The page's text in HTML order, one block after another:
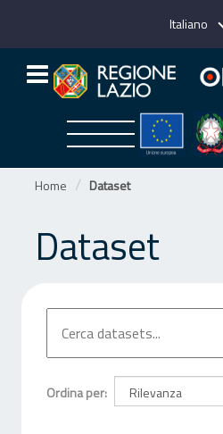
Italiano
Home Dataset
Dataset
Ordina per